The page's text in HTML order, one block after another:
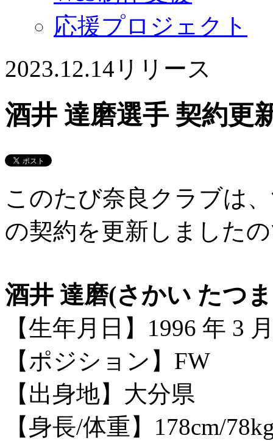
応援プロジェクト
2023.12.14 リリース
酒井 達磨選手 契約更
このたび奈良クラブは
の契約を更新しました
酒井 達磨(さかい たつ
【生年月日】1996 年 3
【ポジション】FW
【出身地】大分県
【身長/体重】178cm/